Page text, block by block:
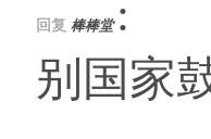
回复 棒棒堂 : 世
别国家